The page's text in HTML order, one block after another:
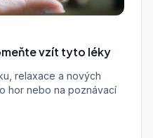
vzít tyto léky
relaxace a nových
hor nebo na poznávací